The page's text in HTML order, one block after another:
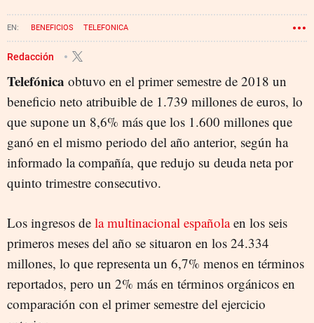
BENEFICIOS TELEFONICA
Redacción
Telefónica obtuvo en el primer semestre de 2018 un
beneficio neto atribuible de 1.739 millones de euros, lo
que supone un 8,6% más que los 1.600 millones que
ganó en el mismo periodo del año anterior, según ha
informado la compañía, que redujo su deuda neta por
quinto trimestre consecutivo.
Los ingresos de la multinacional españolaen los seis
primeros meses del año se situaron en los 24.334
millones, lo que representa un 6,7% menos en términos
reportados, pero un 2% más en términos orgánicos en
comparación con el primer semestre del ejercicio